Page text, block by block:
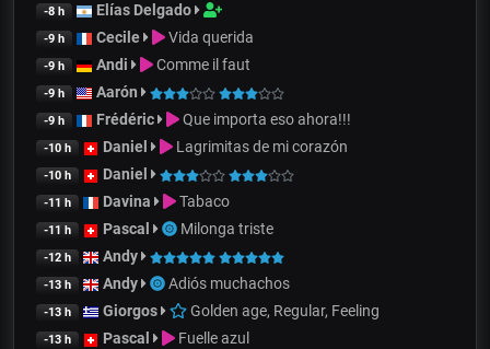
-8 h Elías Delgado
-9 h Cecile Vida querida
-9 h Andi Comme il faut
-9 h Aarón
-9 h Frédéric Que importa eso ahora!!!
-10 h Daniel Lagrimitas de mi corazón
-10 h Daniel
-11 h Davina Tabaco
-11 h Pascal Milonga triste
-12 h Andy
-13 h Andy Adiós muchachos
-13 h Giorgos Golden age, Regular, Feeling
-13 h Pascal Fuelle azul